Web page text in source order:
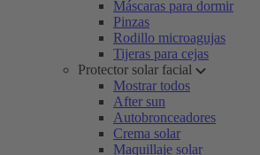
Máscaras para dormir
Pinzas
Rodillo microagujas
Tijeras para cejas
Protector solar facial
Mostrar todos
After sun
Autobronceadores
Crema solar
Maquillaje solar